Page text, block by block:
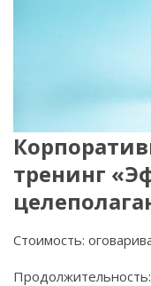
тренинг
Стоимость: